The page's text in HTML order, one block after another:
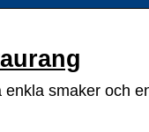
smaker och